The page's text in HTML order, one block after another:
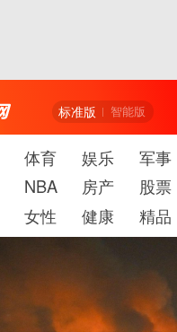
标准版 智能版
体育 娱乐 军事
NBA 房产 股票
女性 健康 精品